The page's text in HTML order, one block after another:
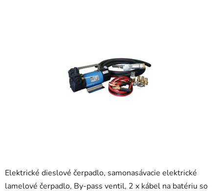
Elektrické dieslové čerpadlo, samonasávacie elektrické
lamelové čerpadlo, By-pass ventil, 2 x kábel na batériu so